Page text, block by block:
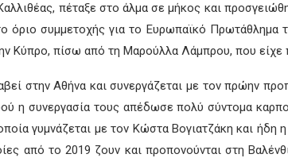
πέταξε στο άλμα σε μήκος και
όριο συμμετοχής για το Ευρωπαϊκό
πίσω από τη Μαρούλλα Λάμπρου, που είχε
στην Αθήνα και συνεργάζεται με τον πρώην
η συνεργασία τους απέδωσε πολύ σύντομα
γυμνάζεται με τον Κώστα Βογιατζάκη και ήδη
από το 2019 ζουν και προπονούνται στη